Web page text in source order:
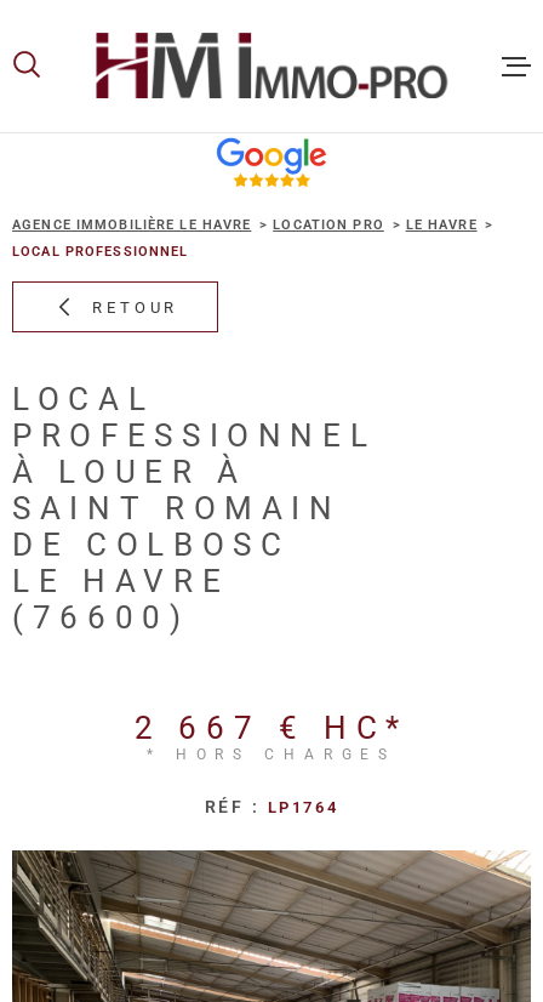
lamenu
contenu
AGENCE IMMOBILIÈRE LE HAVRE LOCATION PRO
LE HAVRE
LOCAL PROFESSIONNEL
RETOUR
LOCAL
PROFESSIONNEL
À LOUER À
SAINT ROMAIN
DE COLBOSC
LE HAVRE
(76600)
2 667 € HC*
* HORS CHARGES
RÉF : LP1764